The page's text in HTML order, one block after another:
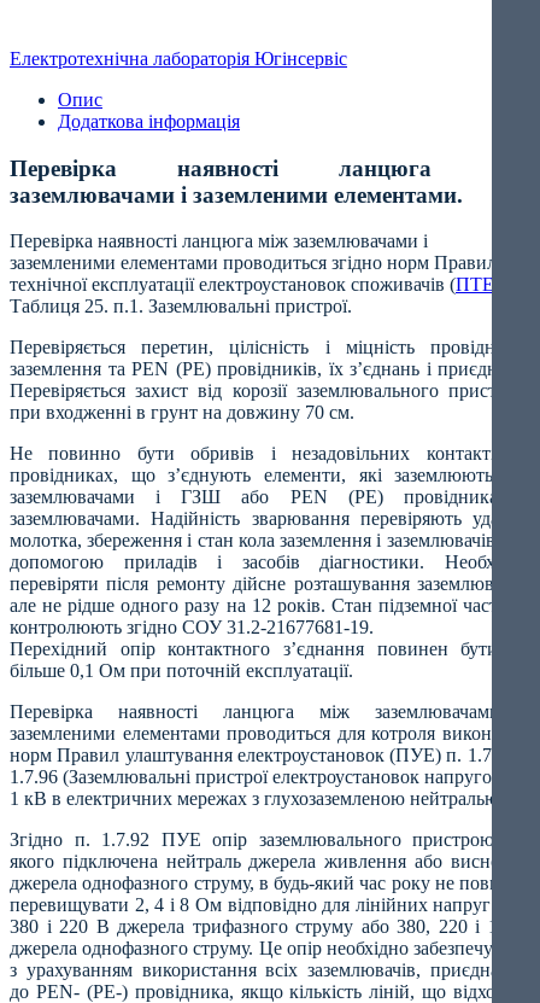
Електротехнічна лабораторія Югінсервіс
Опис
Додаткова інформація
Перевірка наявності ланцюга між
заземлювачами і заземленими елементами.
Перевірка наявності ланцюга між заземлювачами і
заземленими елементами проводиться згідно норм Правил
технічної експлуатації електроустановок споживачів (ПТЕЕС
Таблиця 25. п.1. Заземлювальні пристрої.
Перевіряється перетин, цілісність і міцність провідників
заземлення та РЕN (PE) провідників, їх з’єднань і приєднань.
Перевіряється захист від корозії заземлювального пристрою
при входженні в грунт на довжину 70 см.
Не повинно бути обривів і незадовільних контактів у
провідниках, що з’єднують елементи, які заземлюються з
заземлювачами і ГЗШ або PEN (PE) провідника із
заземлювачами. Надійність зварювання перевіряють ударом
молотка, збереження і стан кола заземлення і заземлювачів – за
допомогою приладів і засобів діагностики. Необхідно
перевіряти після ремонту дійсне розташування заземлювачів,
але не рідше одного разу на 12 років. Стан підземної частини
контролюють згідно СОУ 31.2-21677681-19.
Перехідний опір контактного з’єднання повинен бути не
більше 0,1 Ом при поточній експлуатації.
Перевірка наявності ланцюга між заземлювачами і
заземленими елементами проводиться для котроля виконання
норм Правил улаштування електроустановок (ПУЕ) п. 1.7.92 –
1.7.96 (Заземлювальні пристрої електроустановок напругою до
1 кВ в електричних мережах з глухозаземленою нейтралью).
Згідно п. 1.7.92 ПУЕ опір заземлювального пристрою, до
якого підключена нейтраль джерела живлення або висновки
джерела однофазного струму, в будь-який час року не повинен
перевищувати 2, 4 і 8 Ом відповідно для лінійних напруг 660,
380 і 220 В джерела трифазного струму або 380, 220 і 127В
джерела однофазного струму. Це опір необхідно забезпечувати
з урахуванням використання всіх заземлювачів, приєднаних
до PEN- (PE-) провідника, якщо кількість ліній, що відходять